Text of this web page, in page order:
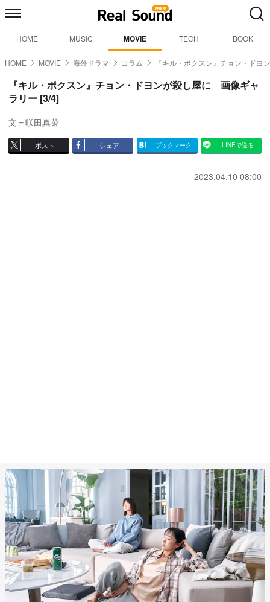
HOME MUSIC MOVIE TECH BOOK
HOME MOVIE 海外ドラマ コラム 『キル・ボクスン』チョン・ドヨ
『キル・ボクスン』チョン・ドヨンが殺し屋に 画像ギャ
ラリー [3/4]
文＝咲田真菜
ポスト シェア ブックマーク LINEで送る
2023.04.10 08:00